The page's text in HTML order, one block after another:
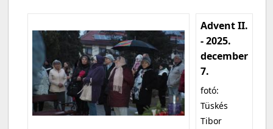
Advent II.
- 2025.
december
7.
fotó:
Tüskés
Tibor